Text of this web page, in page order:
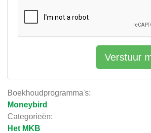
Boekhoudprogramma's:
Moneybird
Categorieën:
Het MKB
Verstuur